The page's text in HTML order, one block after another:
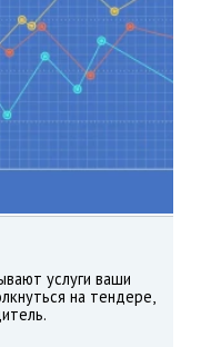
услуги ваши
на тендере,